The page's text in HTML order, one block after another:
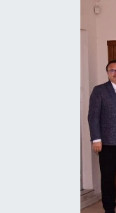
EKONOMİ
English News
Flaş Haber